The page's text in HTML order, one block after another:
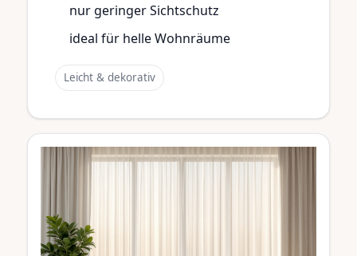
nur geringer Sichtschutz
ideal für helle Wohnräume
Leicht & dekorativ